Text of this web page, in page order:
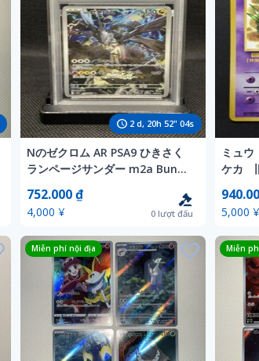
2d, 20h 52" 02s
Nのゼクロム AR PSA9 ひきさく
ランページサンダー m2a Bun
Toujo MEGAドリームex MINT
752.000 ₫
4,000 ¥ 0lượt đấu
ミュ
ケカ
5,000 ¥
Miễn phí nội địa Miễn